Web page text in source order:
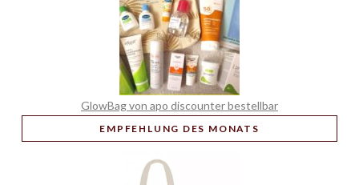
GlowBag von apo discounter bestellbar
EMPFEHLUNG DES MONATS